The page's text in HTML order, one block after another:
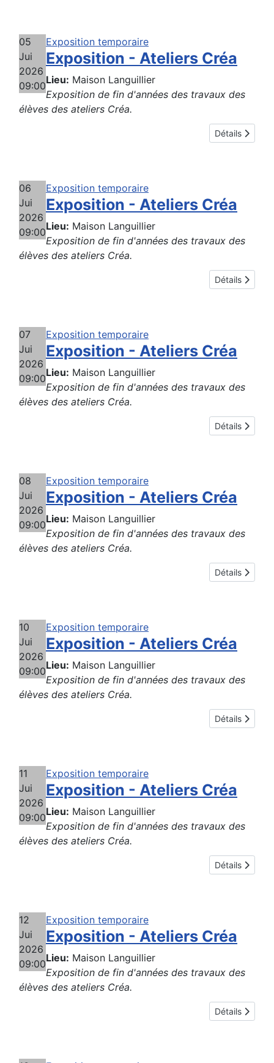
05
Jui
2026
09:00
Exposition temporaire
Exposition - Ateliers Créa
Lieu: Maison Languillier
Exposition de fin d'années des travaux des
élèves des ateliers Créa.
Détails
06
Jui
2026
09:00
Exposition temporaire
Exposition - Ateliers Créa
Lieu: Maison Languillier
Exposition de fin d'années des travaux des
élèves des ateliers Créa.
Détails
07
Jui
2026
09:00
Exposition temporaire
Exposition - Ateliers Créa
Lieu: Maison Languillier
Exposition de fin d'années des travaux des
élèves des ateliers Créa.
Détails
08
Jui
2026
09:00
Exposition temporaire
Exposition - Ateliers Créa
Lieu: Maison Languillier
Exposition de fin d'années des travaux des
élèves des ateliers Créa.
Détails
10
Jui
2026
09:00
Exposition temporaire
Exposition - Ateliers Créa
Lieu: Maison Languillier
Exposition de fin d'années des travaux des
élèves des ateliers Créa.
Détails
11
Jui
2026
09:00
Exposition temporaire
Exposition - Ateliers Créa
Lieu: Maison Languillier
Exposition de fin d'années des travaux des
élèves des ateliers Créa.
Détails
12
Jui
2026
09:00
Exposition temporaire
Exposition - Ateliers Créa
Lieu: Maison Languillier
Exposition de fin d'années des travaux des
élèves des ateliers Créa.
Détails